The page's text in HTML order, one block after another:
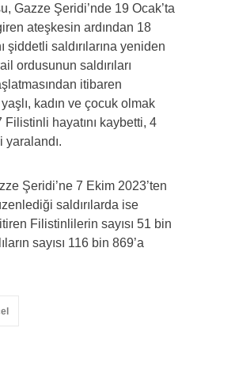
Gazze Şeridi’nde 19 Ocak’ta
ateşkesin ardından 18
şiddetli saldırılarına yeniden
ordusunun saldırıları
itibaren
kadın ve çocuk olmak
Filistinli hayatını kaybetti, 4
yaralandı.
Şeridi’ne 7 Ekim 2023’ten
saldırılarda ise
Filistinlilerin sayısı 51 bin
sayısı 116 bin 869’a